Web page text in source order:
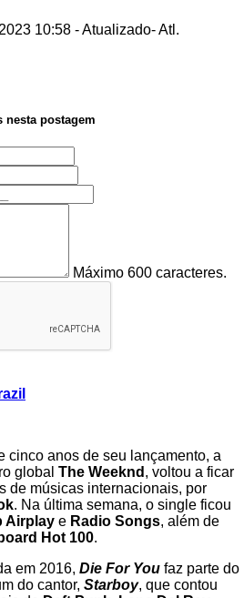
10:58 - Atualizado- Atl.
nesta postagem
Máximo 600 caracteres.
cinco anos de seu lançamento, a
global The Weeknd , voltou a ficar
de músicas internacionais, por
. Na última semana, o single ficou
Airplay e Radio Songs, além de
Hot 100.
em 2016, Die For You faz parte do
do cantor, Starboy, que contou